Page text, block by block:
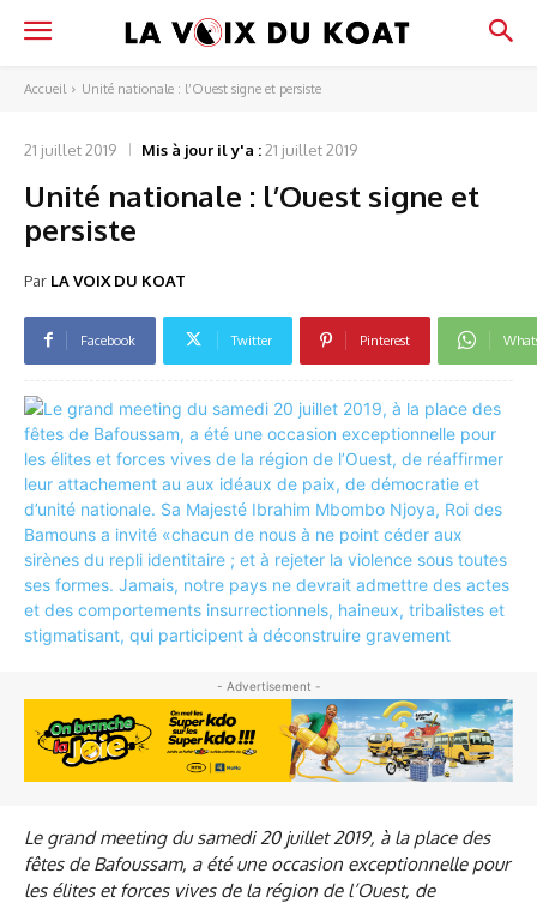
Accueil Unité nationale : l’Ouest signe et persiste
21 juillet 2019 Mis à jour il y'a :21 juillet 2019
Unité nationale : l’Ouest signe et
persiste
Par LA VOIX DU KOAT
Facebook Twitter Pinterest
- Advertisement -
Le grand meeting du samedi 20 juillet 2019, à la place des
fêtes de Bafoussam, a été une occasion exceptionnelle pour
les élites et forces vives de la région de l’Ouest, de